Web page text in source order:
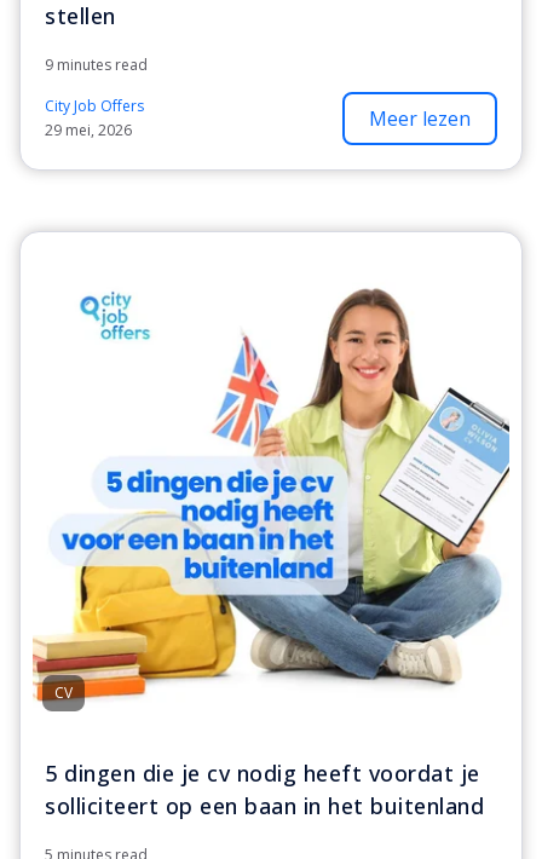
stellen
9 minutes read
City Job Offers
29 mei, 2026
Meer lezen
CV
5 dingen die je cv nodig heeft voordat je
solliciteert op een baan in het buitenland